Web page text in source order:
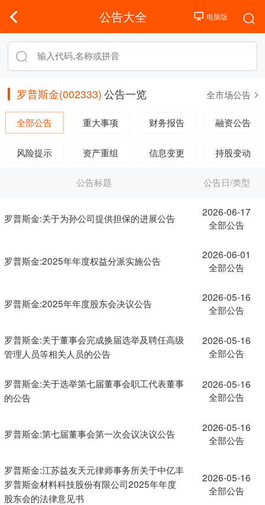
公告大全
罗普斯金(002333) 公告一览 全市场公告
全部公告 重大事项 财务报告 融资公告
风险提示 资产重组 信息变更 持股变动
公告标题 公告日/类型
罗普斯金:关于为孙公司提供担保的进展公告
2026-06-17
全部公告
罗普斯金:2025年年度权益分派实施公告
2026-06-01
全部公告
罗普斯金:2025年年度股东会决议公告
2026-05-16
全部公告
罗普斯金:关于董事会完成换届选举及聘任高级
管理人员等相关人员的公告
2026-05-16
全部公告
罗普斯金:关于选举第七届董事会职工代表董事
的公告
2026-05-16
全部公告
罗普斯金:第七届董事会第一次会议决议公告
2026-05-16
全部公告
罗普斯金:江苏益友天元律师事务所关于中亿丰
罗普斯金材料科技股份有限公司2025年年度
股东会的法律意见书
2026-05-16
全部公告